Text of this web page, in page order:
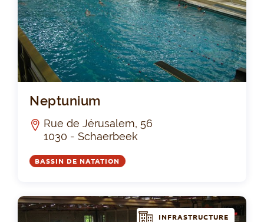
Neptunium
Rue de Jérusalem, 56
1030 - Schaerbeek
BASSIN DE NATATION
INFRASTRUCTURE